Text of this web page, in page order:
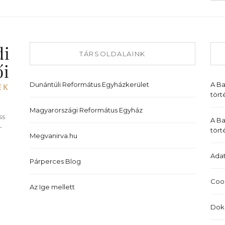
TÁRSOLDALAINK
Dunántúli Református Egyházkerület
Magyarországi Református Egyház
Megvanirva.hu
Párperces Blog
Az Ige mellett
A
A